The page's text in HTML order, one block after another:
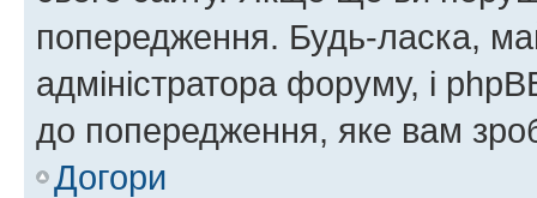
попередження. Будь-ласка,
адміністратора форуму, і
до попередження, яке вам
Догори